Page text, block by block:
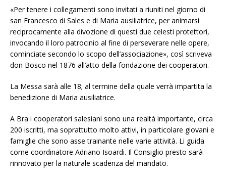
«Per tenere i collegamenti sono invitati a riuniti nel giorno di
san Francesco di Sales e di Maria ausiliatrice, per animarsi
reciprocamente alla divozione di questi due celesti protettori,
invocando il loro patrocinio al fine di perseverare nelle opere,
cominciate secondo lo scopo dell’associazione», così scriveva
don Bosco nel 1876 all’atto della fondazione dei cooperatori.
La Messa sarà alle 18; al termine della quale verrà impartita la
benedizione di Maria ausiliatrice.
A Bra i cooperatori salesiani sono una realtà importante, circa
200 iscritti, ma soprattutto molto attivi, in particolare giovani e
famiglie che sono asse trainante nelle varie attività. Li guida
come coordinatore Adriano Isoardi. Il Consiglio presto sarà
rinnovato per la naturale scadenza del mandato.